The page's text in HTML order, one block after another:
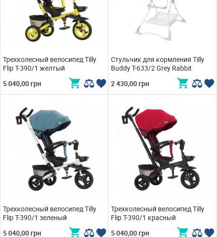
Трехколесный велосипед Tilly
Flip T-390/1 желтый
5 040,00 грн
Стульчик для кормления Tilly
Buddy T-633/2 Grey Rabbit
2 430,00 грн
Трехколесный велосипед Tilly
Flip T-390/1 зеленый
5 040,00 грн
Трехколесный велосипед Tilly
Flip T-390/1 красный
5 040,00 грн